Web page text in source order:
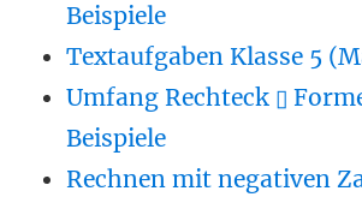
Beispiele
Textaufgaben Klasse 5
Umfang Rechteck ▯
Beispiele
Rechnen mit negativen